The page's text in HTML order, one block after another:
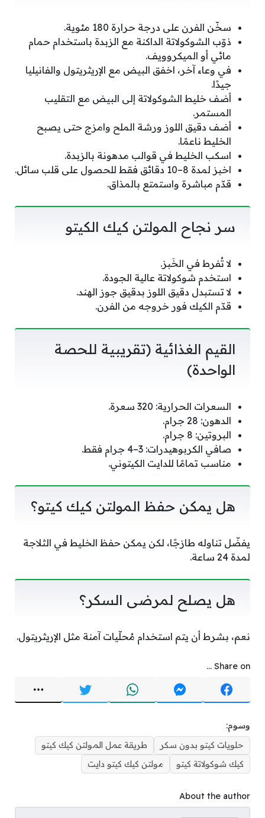
سخّن الفرن على درجة حرارة 180 مئوية.
ذوّب الشوكولاتة الداكنة مع الزبدة باستخدام حمام
مائي أو الميكروويف.
في وعاء آخر، اخفق البيض مع الإريثريتول والفانيليا
جيدًا.
أضف خليط الشوكولاتة إلى البيض مع التقليب
المستمر.
أضف دقيق اللوز ورشة الملح وامزج حتى يصبح
الخليط ناعمًا.
اسكب الخليط في قوالب مدهونة بالزبدة.
اخبز لمدة 8–10 دقائق فقط للحصول على قلب سائل.
قدّم مباشرة واستمتع بالمذاق.
سر نجاح المولتن كيك الكيتو
لا تُفرط في الخَبز.
استخدم شوكولاتة عالية الجودة.
لا تستبدل دقيق اللوز بدقيق جوز الهند.
قدّم الكيك فور خروجه من الفرن.
القيم الغذائية (تقريبية للحصة
الواحدة)
السعرات الحرارية: 320 سعرة.
الدهون: 28 جرام.
البروتين: 8 جرام.
صافي الكربوهيدرات: 3–4 جرام فقط.
مناسب تمامًا للدايت الكيتوني.
هل يمكن حفظ المولتن كيك كيتو؟
يفضّل تناوله طازجًا، لكن يمكن حفظ الخليط في الثلاجة
لمدة 24 ساعة.
هل يصلح لمرضى السكر؟
نعم، بشرط أن يتم استخدام مُحلّيات آمنة مثل الإريثريتول.
Share on ...
وسوم:
حلويات كيتو بدون سكر
طريقة عمل المولتن كيك كيتو
كيك شوكولاتة كيتو
مولتن كيك كيتو دايت
About the author